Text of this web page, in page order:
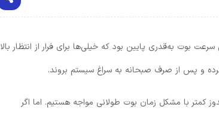
بوت به‌قدری پایین بود که خیلی‌ها برای فرار از انتظار بالا
و پس از صرف صبحانه به سراغ سیستم بروند.
کمتر با مشکل زمان بوت طولانی مواجه هستیم. اما اگر